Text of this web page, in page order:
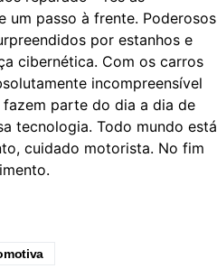
um passo à frente. Poderosos
por estanhos e
cibernética. Com os carros
incompreensível
fazem parte do dia a dia de
tecnologia. Todo mundo está
cuidado motorista. No fim